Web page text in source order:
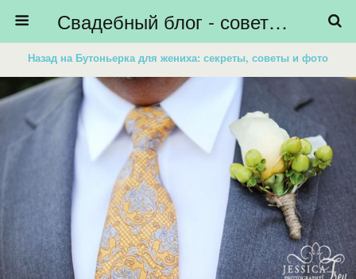
Свадебный блог - советы невестам, подготовка к свадьбе - HiBride
Назад на Бутоньерка для жениха: секреты, советы и фото